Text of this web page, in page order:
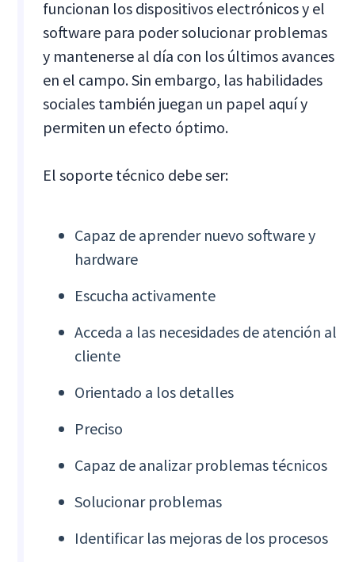
funcionan los dispositivos electrónicos y el
software para poder solucionar problemas
y mantenerse al día con los últimos avances
en el campo. Sin embargo, las habilidades
sociales también juegan un papel aquí y
permiten un efecto óptimo.
El soporte técnico debe ser:
Capaz de aprender nuevo software y
hardware
Escucha activamente
Acceda a las necesidades de atención al
cliente
Orientado a los detalles
Preciso
Capaz de analizar problemas técnicos
Solucionar problemas
Identificar las mejoras de los procesos